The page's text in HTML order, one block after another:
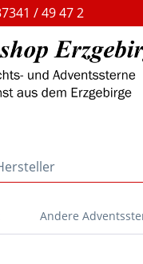
/ 49 47 2
Andere